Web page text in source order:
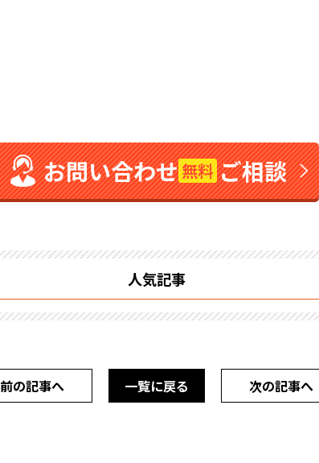
お問い合わせ無料 ご相談
人気記事
前の記事へ 次の記事へ
一覧に戻る